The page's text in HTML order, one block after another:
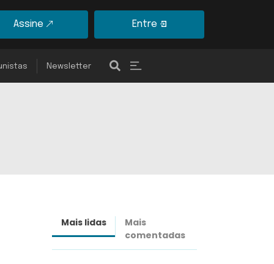
Assine Entre
Newsletter
Mais lidas
Mais
comentadas